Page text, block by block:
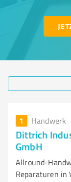
1 Handwerk
Dittrich
GmbH
Allround-
Reparaturen in